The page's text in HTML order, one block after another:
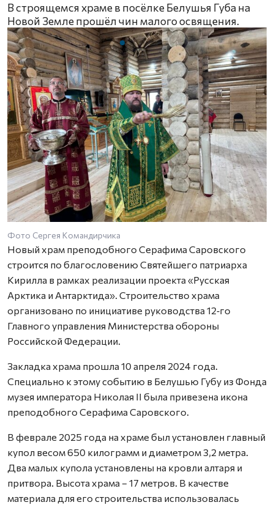
В строящемся храме в посёлке Белушья Губа на
Новой Земле прошёл чин малого освящения.
Фото Сергея Командирчика
Новый храм преподобного Серафима Саровского
строится по благословению Святейшего патриарха
Кирилла в рамках реализации проекта «Русская
Арктика и Антарктида». Строительство храма
организовано по инициативе руководства 12‑го
Главного управления Министерства обороны
Российской Федерации.
Закладка храма прошла 10 апреля 2024 года.
Специально к этому событию в Белушью Губу из Фонда
музея императора Николая II была привезена икона
преподобного Серафима Саровского.
В феврале 2025 года на храме был установлен главный
купол весом 650 килограмм и диаметром 3,2 метра.
Два малых купола установлены на кровли алтаря и
притвора. Высота храма – 17 метров. В качестве
материала для его строительства использовалась